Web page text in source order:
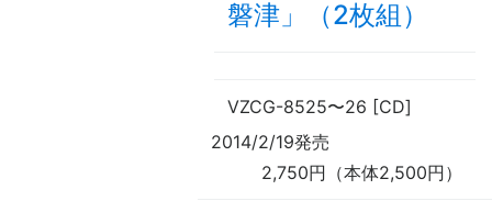
磐津」（2枚組）
VZCG-8525〜26 [CD]
2014/2/19発売
2,750円（本体2,500円）